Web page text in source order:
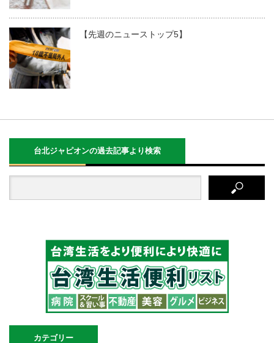
【先週のニューストップ5】
台北ジャピオンの過去記事より検索
カテゴリー